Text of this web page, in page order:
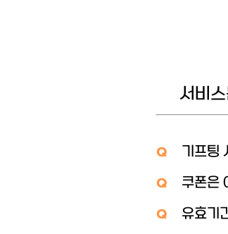
서비
Q 기프팅
Q 쿠폰은
Q 유효기